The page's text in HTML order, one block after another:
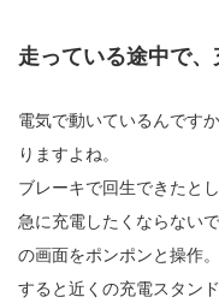
走っている途中で
電気で動いているんです
りますよね。
ブレーキで回生できたと
急に充電したくならない
の画面をポンポンと操作。
すると近くの充電スタン